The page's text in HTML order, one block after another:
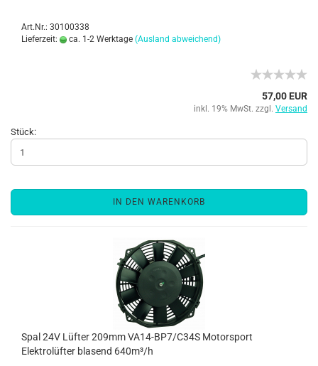
Art.Nr.: 30100338
Lieferzeit:
ca. 1-2 Werktage (Ausland abweichend)
57,00 EUR
inkl. 19% MwSt. zzgl. Versand
Stück:
IN DEN WARENKORB
Spal 24V Lüfter 209mm VA14-BP7/C34S Motorsport
Elektrolüfter blasend 640m³/h